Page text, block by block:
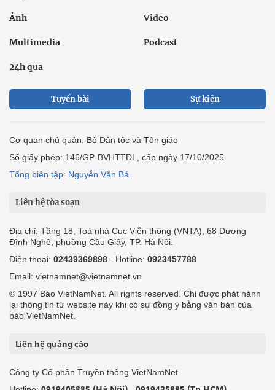
Ảnh Video
Multimedia Podcast
24h qua
Tuyến bài Sự kiện
Cơ quan chủ quản: Bộ Dân tộc và Tôn giáo
Số giấy phép: 146/GP-BVHTTDL, cấp ngày 17/10/2025
Tổng biên tập: Nguyễn Văn Bá
Liên hệ tòa soạn
Địa chỉ: Tầng 18, Toà nhà Cục Viễn thông (VNTA), 68 Dương
Đình Nghệ, phường Cầu Giấy, TP. Hà Nội.
Điện thoại: 02439369898 - Hotline: 0923457788
Email: vietnamnet@vietnamnet.vn
© 1997 Báo VietNamNet. All rights reserved. Chỉ được phát hành
lại thông tin từ website này khi có sự đồng ý bằng văn bản của
báo VietNamNet.
Liên hệ quảng cáo
Công ty Cổ phần Truyền thông VietNamNet